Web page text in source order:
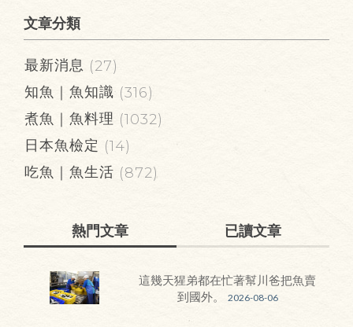
文章分類
最新消息 (27)
知魚｜魚知識 (316)
煮魚｜魚料理 (1032)
日本魚檢定 (14)
吃魚｜魚生活 (872)
熱門文章 已讀文章
這幾天猩弟都在忙著幫川爸把魚賣
到國外。
2026-08-06